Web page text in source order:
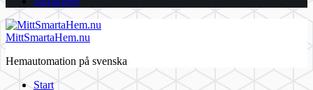
MittSmartaHem.nu
Hemautomation på svenska
Start